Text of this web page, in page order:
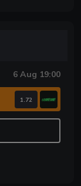
6 Aug 19:00
1.72